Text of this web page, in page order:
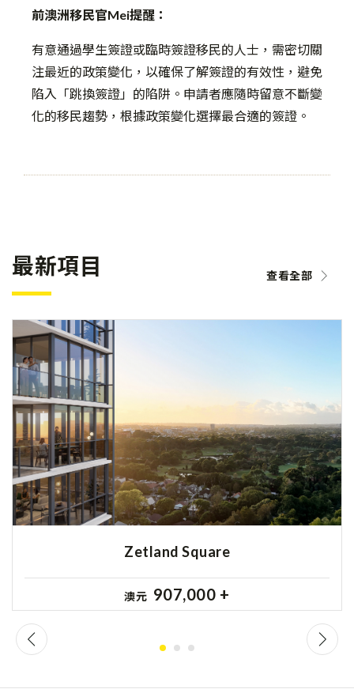
前澳洲移民官Mei提醒：
有意通過學生簽證或臨時簽證移民的人士，需密切關
注最近的政策變化，以確保了解簽證的有效性，避免
陷入「跳換簽證」的陷阱。申請者應隨時留意不斷變
化的移民趨勢，根據政策變化選擇最合適的簽證。
最新項目 查看全部
Zetland Square
澳元 907,000 +